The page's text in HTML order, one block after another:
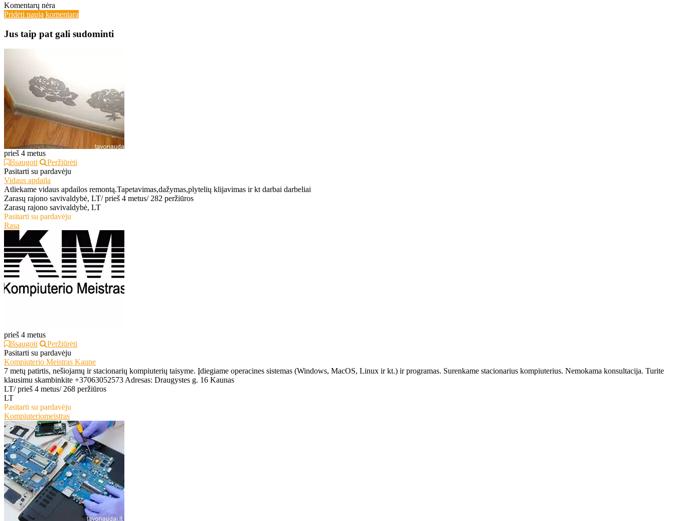
Komentarų nėra
Pridėti naują komentarą
Jus taip pat gali sudominti
prieš 4 metus
Išsaugoti
Peržiūrėti
Pasitarti su pardavėju
Vidaus apdaila
Atliekame vidaus apdailos remontą.Tapetavimas,dažymas,plytelių klijavimas ir kt darbai darbeliai
Zarasų rajono savivaldybė, LT/ prieš 4 metus/ 282 peržiūros
Zarasų rajono savivaldybė, LT
Pasitarti su pardavėju
Rasa
prieš 4 metus
Išsaugoti
Peržiūrėti
Pasitarti su pardavėju
Kompiuterio Meistras Kaune
7 metų patirtis, nešiojamų ir stacionarių kompiuterių taisyme. Įdiegiame operacines sistemas (Windows, MacOS, Linux ir kt.) ir programas. Surenkame stacionarius kompiuterius. Nemokama konsultacija. Turite
klausimu skambinkite +37063052573 Adresas: Draugystes g. 16 Kaunas
LT/ prieš 4 metus/ 268 peržiūros
LT
Pasitarti su pardavėju
Kompiuteriomeistras